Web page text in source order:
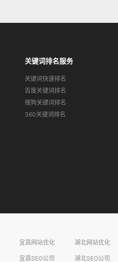
关键词排名服务
关键词快速排名
百度关键词排名
搜狗关键词排名
360关键词排名
宜昌网站优化 湖北网站优化
宜昌SEO公司 湖北SEO公司